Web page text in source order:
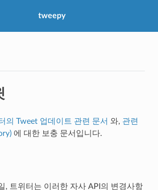
tweepy
의 Tweet 업데이트 관련 문서 와, 관련
에 대한 보충 문서입니다.
, 트위터는 이러한 자사 API의 변경사항